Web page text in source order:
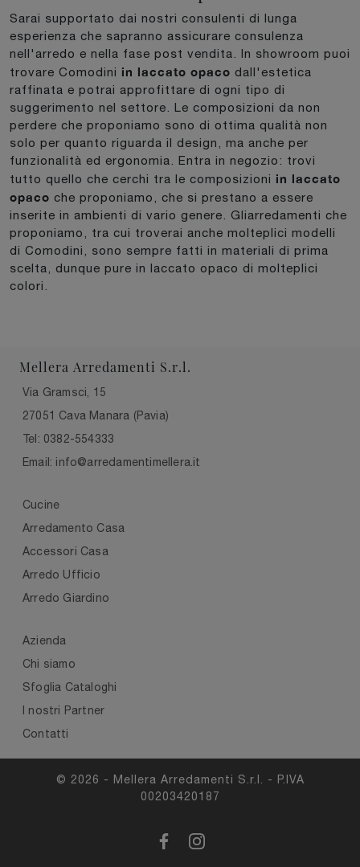
Sarai supportato dai nostri consulenti di lunga
esperienza che sapranno assicurare consulenza
nell'arredo e nella fase post vendita. In showroom puoi
trovare Comodini in laccato opaco dall'estetica
raffinata e potrai approfittare di ogni tipo di
suggerimento nel settore. Le composizioni da non
perdere che proponiamo sono di ottima qualità non
solo per quanto riguarda il design, ma anche per
funzionalità ed ergonomia. Entra in negozio: trovi
tutto quello che cerchi tra le composizioni in laccato
opaco che proponiamo, che si prestano a essere
inserite in ambienti di vario genere. Gliarredamenti che
proponiamo, tra cui troverai anche molteplici modelli
di Comodini, sono sempre fatti in materiali di prima
scelta, dunque pure in laccato opaco di molteplici
colori.
Mellera Arredamenti S.r.l.
Via Gramsci, 15
27051 Cava Manara (Pavia)
Tel: 0382-554333
Email: info@arredamentimellera.it
Cucine
Arredamento Casa
Accessori Casa
Arredo Ufficio
Arredo Giardino
Azienda
Chi siamo
Sfoglia Cataloghi
I nostri Partner
Contatti
© 2026 - Mellera Arredamenti S.r.l. - P.IVA
00203420187